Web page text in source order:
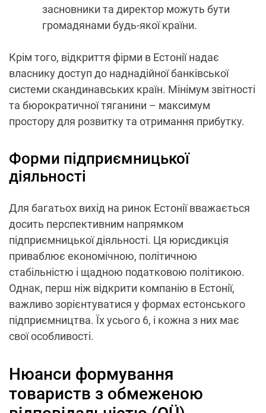
засновники та директор можуть бути
громадянами будь-якої країни.
Крім того, відкриття фірми в Естонії надає
власнику доступ до наднадійної банківської
системи скандинавських країн. Мінімум звітності
та бюрократичної тяганини – максимум
простору для розвитку та отримання прибутку.
Форми підприємницької
діяльності
Для багатьох вихід на ринок Естонії вважається
досить перспективним напрямком
підприємницької діяльності. Ця юрисдикція
приваблює економічною, політичною
стабільністю і щадною податковою політикою.
Однак, перш ніж відкрити компанію в Естонії,
важливо зорієнтуватися у формах естонського
підприємництва. Їх усього 6, і кожна з них має
свої особливості.
Нюанси формування
товариств з обмеженою